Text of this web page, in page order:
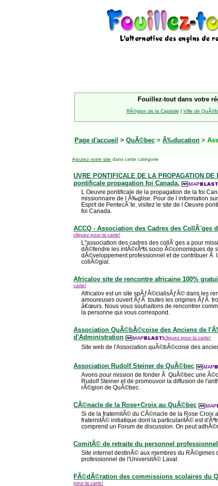
Fouillez-tout dans votre
RÃ©gion de la Capitale | Ville de
Page d'accueil > QuÃ©bec > Ã‰ducation >
Ajoutez votre site dans cette catégorie
UVRE PONTIFICALE DE LA PROPAGATION
pontificale propagation foi Canada.
L Oeuvre pontificale de la propagation de la foi
missionnaire de l Ã‰glise. Pour de l information
Esprit de PentecÃ´te, visitez le site de l Oeuvre
foi Canada.
ACCQ - Association des Cadres des CollÃ¨ges
cliquez pour la carte!
L''association des cadres des collÃ¨ges a pour
dÃ©fendre les intÃ©rÃªts socio Ã©conomiques de
dÃ©veloppement professionnel et de contribuer Ã
collÃ©gial.
Africalov site de rencontre africaine 100%
carte!
Africalov est un site spÃƒÂ©cialisÃƒÂ© dans les
amoureuses ouvert ÃƒÂ toutes les origines ÃƒÂ
â€œurs. Nous vous souhaitons de rencontrer
la personne qui vous correspond.
Association QuÃ©bÃ©coise des Anciens de
d'Administration
cliquez pour la carte!
Site web de l'Association quÃ©bÃ©coise des
Association Rudolf Steiner de QuÃ©bec
Avons pour mission de fonder Ã QuÃ©bec une
Rudolf Steiner et de promouvoir la diffusion de
rÃ©gion de QuÃ©bec.
CÃ©nacle de la Rose+Croix au QuÃ©bec
Si de la fraternitÃ© du CÃ©nacle de la Rose Croix
fraternitÃ© initiatique dont la particularitÃ© est
comprend un Forum de discussion. On peut
ComitÃ© de retraite du personnel
Site internet destinÃ© aux membres du RÃ©gimes
professionnel de l'UniversitÃ© Laval.
FÃ©dÃ©ration des commissions scolaires du
pour la carte!